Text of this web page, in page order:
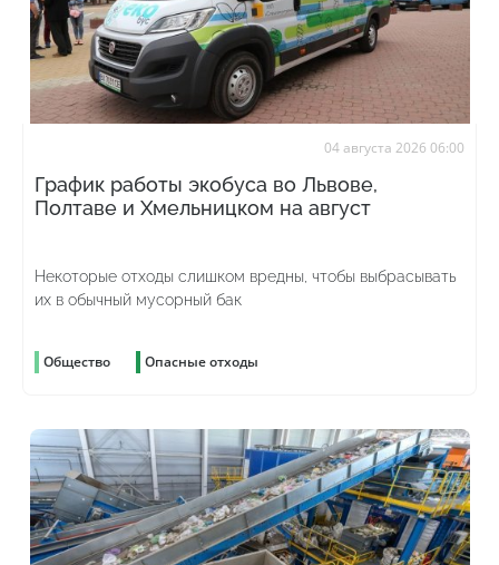
04 августа 2026 06:00
График работы экобуса во Львове,
Полтаве и Хмельницком на август
Некоторые отходы слишком вредны, чтобы выбрасывать
их в обычный мусорный бак
Общество Опасные отходы